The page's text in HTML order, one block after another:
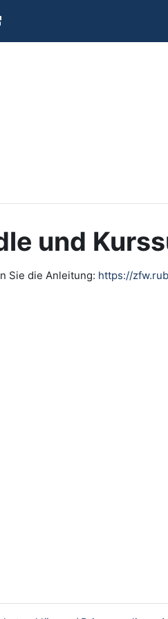
und
Sie die Anleitung: https://